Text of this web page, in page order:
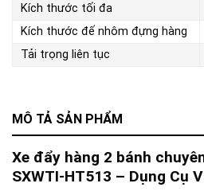
MÔ TẢ SẢN PHẨM
Xe đẩy hàng 2 bánh
SXWTI-HT513 – Dụng Cụ
Kích thước tối đa
Kích thước đế nhôm đựng hàng
Tải trọng liên tục